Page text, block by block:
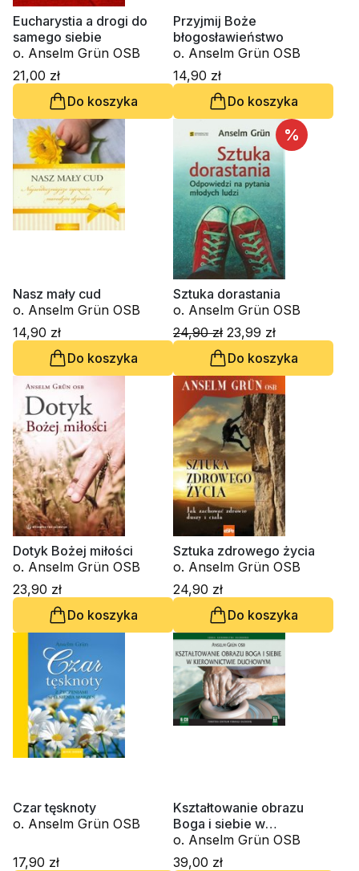
Eucharystia a drogi do
samego siebie
o. Anselm Grün OSB
21,00 zł
Do koszyka
Przyjmij Boże
błogosławieństwo
o. Anselm Grün OSB
14,90 zł
Do koszyka
Nasz mały cud
o. Anselm Grün OSB
14,90 zł
Do koszyka
%
Sztuka dorastania
o. Anselm Grün OSB
24,90 zł 23,99 zł
Do koszyka
Dotyk Bożej miłości
o. Anselm Grün OSB
23,90 zł
Do koszyka
Sztuka zdrowego życia
o. Anselm Grün OSB
24,90 zł
Do koszyka
Czar tęsknoty
o. Anselm Grün OSB
17,90 zł
Kształtowanie obrazu
Boga i siebie w
kierownictwie duchowym
(6xCD - audiobook)
o. Anselm Grün OSB
39,00 zł